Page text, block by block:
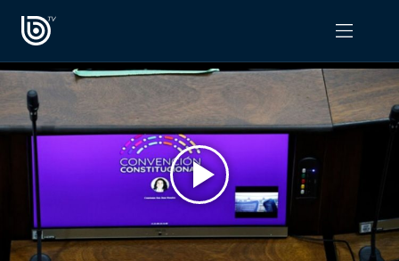
PROGRAMAS
Radiograma
Expreso Bío Bío
Podría Ser Peor
OPINIÓN
PODCAST RADIOGRAMA